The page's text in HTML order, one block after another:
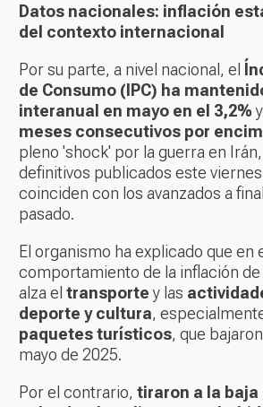
Datos nacionales: inflación
del contexto internacional
Por su parte, a nivel nacional, el
de Consumo (IPC) ha
interanual en mayo en el 3,2%
meses consecutivos por
pleno 'shock' por la guerra en
definitivos publicados este viernes
coinciden con los avanzados a
pasado.
El organismo ha explicado que en
comportamiento de la inflación de
alza el transportey las
deporte y cultura,
paquetes turísticos, que
mayo de 2025.
Por el contrario, tiraron a la baja